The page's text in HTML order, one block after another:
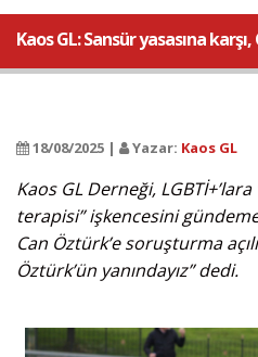
Kaos GL: Sansür yasasına
18/08/2025 | Yazar: Kaos GL
Kaos GL Derneği,
terapisi” işkencesini
Can Öztürk’e soruşturma
Öztürk’ün yanındayız” dedi.